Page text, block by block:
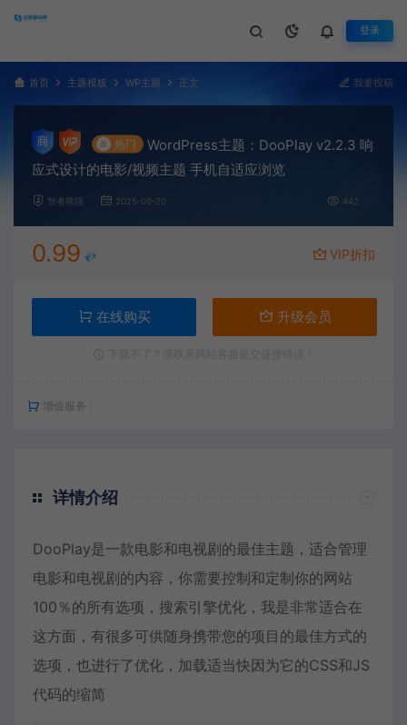
登录
首页 主题模板 WP主题 正文 我要投稿
# 热门
WordPress主题：DooPlay v2.2.3 响
应式设计的电影/视频主题 手机自适应浏览
智者熊猫 2025-09-20 442
0.99 💎 VIP折扣
在线购买 升级会员
增值服务：
详情介绍
DooPlay是一款电影和电视剧的最佳主题，适合管理
电影和电视剧的内容，你需要控制和定制你的网站
100％的所有选项，搜索引擎优化，我是非常适合在
这方面，有很多可供随身携带您的项目的最佳方式的
选项，也进行了优化，加载适当快因为它的CSS和JS
代码的缩简